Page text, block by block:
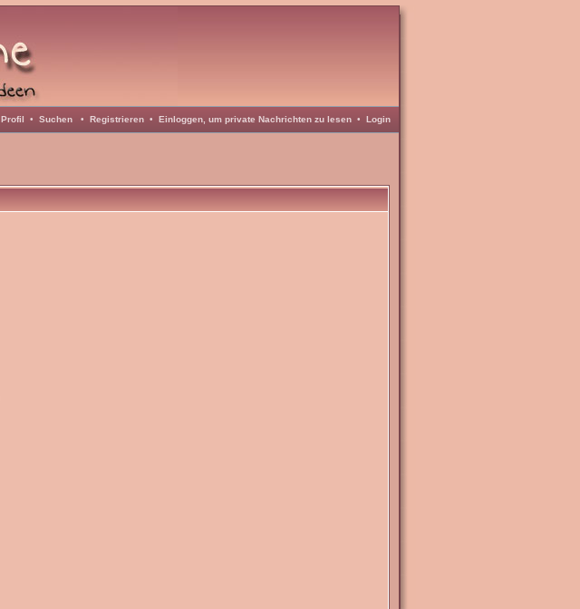
Profil • Suchen • Registrieren • Einloggen, um private Nachrichten zu lesen • Login